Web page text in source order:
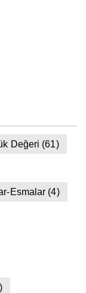
Değeri (61)
Esmalar (4)